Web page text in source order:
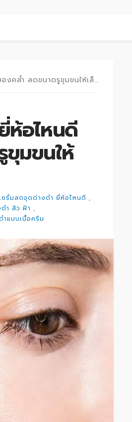
ล้ำ ลดขนาดรูขุมขนให้เล็กลง
ห้อไหนดี
มขนให้
ซรั่มลดจุดด่างดำ ยี่ห้อไหนดี
ำ สิว ฝ้า
แบบเนื้อครีม